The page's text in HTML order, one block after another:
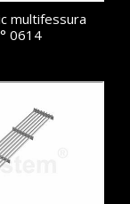
multifessura
0614